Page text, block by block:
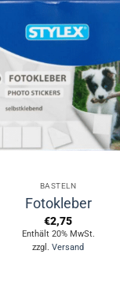
können
der
Produktseite
gewählt
werden
BASTELN
Fotokleber
€2,75
Enthält 20% MwSt.
zzgl. Versand